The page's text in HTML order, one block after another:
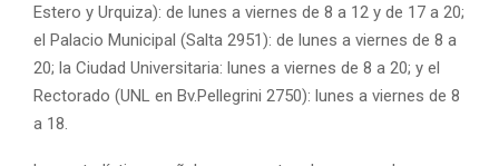
Estero y Urquiza): de lunes a viernes de 8 a 12 y de 17 a 20;
el Palacio Municipal (Salta 2951): de lunes a viernes de 8 a
20; la Ciudad Universitaria: lunes a viernes de 8 a 20; y el
Rectorado (UNL en Bv.Pellegrini 2750): lunes a viernes de 8
a 18.